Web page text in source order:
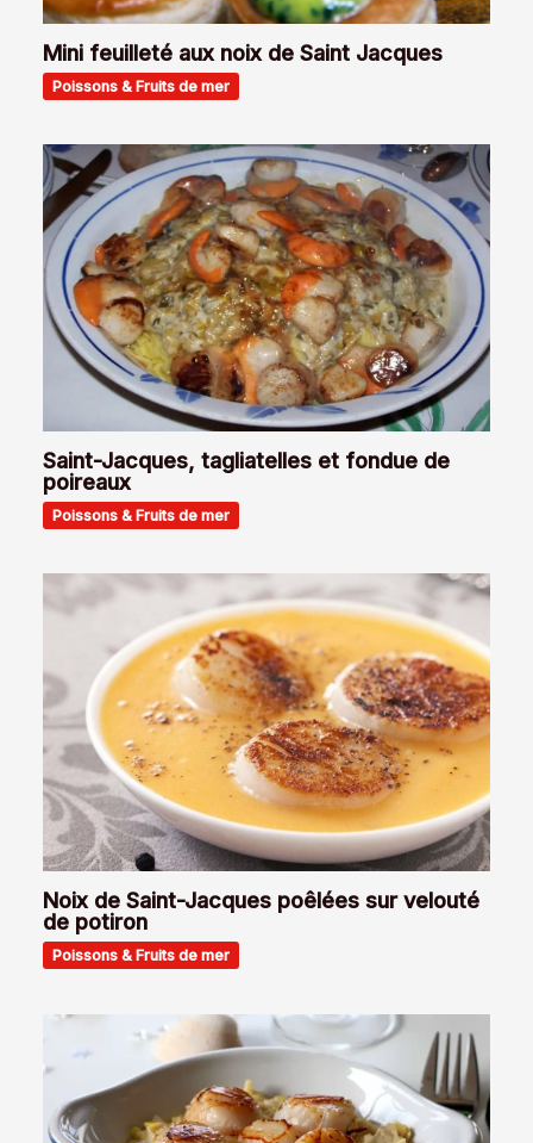
Mini feuilleté aux noix de Saint Jacques
Poissons & Fruits de mer
Saint-Jacques, tagliatelles et fondue de
poireaux
Poissons & Fruits de mer
Noix de Saint-Jacques poêlées sur velouté
de potiron
Poissons & Fruits de mer